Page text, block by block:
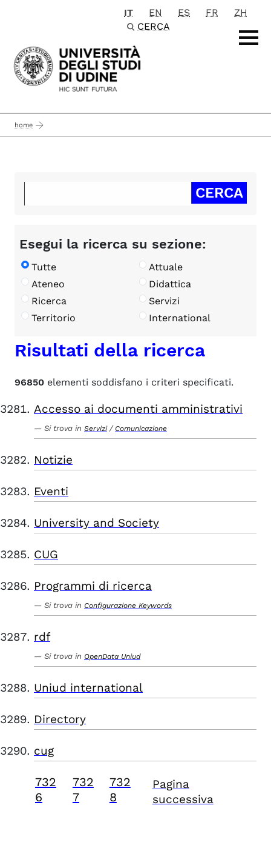
Passa al contenuto principale
IT EN ES FR
ZH
CERCA
home
Esegui la ricerca su sezione:
Tutte
Attuale
Ateneo
Didattica
Ricerca
Servizi
Territorio
International
Risultati della ricerca
96850 elementi soddisfano i criteri specificati.
Accesso ai documenti amministrativi
Si trova in Servizi / Comunicazione
Notizie
Eventi
University and Society
CUG
Programmi di ricerca
Si trova in Configurazione Keywords
rdf
Si trova in OpenData Uniud
Uniud international
Directory
cug
732
6
732
7
732
8
Pagina
successiva